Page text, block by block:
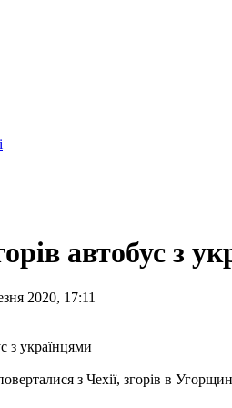
автобус з
2020, 17:11
з Чехії, згорів в